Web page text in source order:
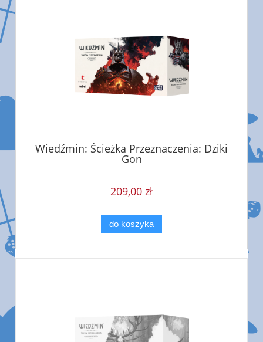
Wiedźmin: Ścieżka Przeznaczenia: Dziki
Gon
209,00 zł
do koszyka